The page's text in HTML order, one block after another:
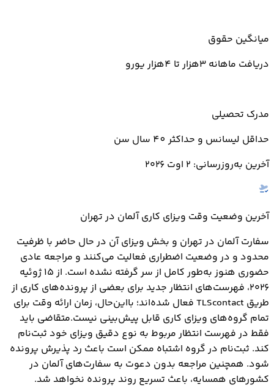
میانگین حقوق
دریافت ماهانه 3هزار تا 4هزار یورو
مدرک تحصیلی
حداقل لیسانس و حداکثر 40 سال سن
آخرین به‌روزرسانی: ۲ اوت ۲۰۲۶
آخرین وضعیت وقت ویزای کاری آلمان در تهران
سفارت آلمان در تهران و بخش ویزای آن در حال حاضر با ظرفیت
محدود و در وضعیت اضطراری فعالیت می‌کنند و مراجعه عادی
حضوری هنوز به‌طور کامل از سر گرفته نشده است. از ۱۵ ژوئیه
۲۰۲۶، فهرست‌های انتظار جدید برای بعضی از پرونده‌های کاری از
طریق TLScontact فعال شده‌اند؛ بااین‌حال، زمان ارائه وقت برای
تمام گروه‌های ویزای کاری قابل پیش‌بینی نیست.متقاضی باید
فقط در فهرست انتظار مربوط به نوع دقیق ویزای خود ثبت‌نام
کند. ثبت‌نام در گروه اشتباه ممکن است باعث رد پذیرش پرونده
شود. همچنین مراجعه بدون دعوت به سفارت‌های آلمان در
کشورهای همسایه، باعث تسریع روند پرونده نخواهد شد.